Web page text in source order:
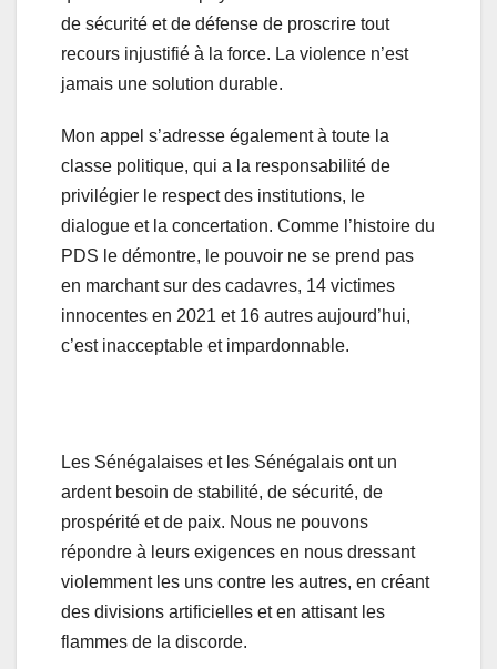
de sécurité et de défense de proscrire tout
recours injustifié à la force. La violence n’est
jamais une solution durable.
Mon appel s’adresse également à toute la
classe politique, qui a la responsabilité de
privilégier le respect des institutions, le
dialogue et la concertation. Comme l’histoire du
PDS le démontre, le pouvoir ne se prend pas
en marchant sur des cadavres, 14 victimes
innocentes en 2021 et 16 autres aujourd’hui,
c’est inacceptable et impardonnable.
Les Sénégalaises et les Sénégalais ont un
ardent besoin de stabilité, de sécurité, de
prospérité et de paix. Nous ne pouvons
répondre à leurs exigences en nous dressant
violemment les uns contre les autres, en créant
des divisions artificielles et en attisant les
flammes de la discorde.